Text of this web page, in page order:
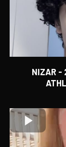
NIZAR -